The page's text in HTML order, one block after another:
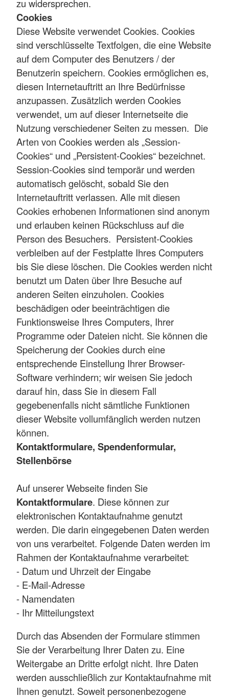
zu widersprechen.
Cookies
Diese Website verwendet Cookies. Cookies
sind verschlüsselte Textfolgen, die eine Website
auf dem Computer des Benutzers / der
Benutzerin speichern. Cookies ermöglichen es,
diesen Internetauftritt an Ihre Bedürfnisse
anzupassen. Zusätzlich werden Cookies
verwendet, um auf dieser Internetseite die
Nutzung verschiedener Seiten zu messen. Die
Arten von Cookies werden als „Session-
Cookies“ und „Persistent-Cookies“ bezeichnet.
Session-Cookies sind temporär und werden
automatisch gelöscht, sobald Sie den
Internetauftritt verlassen. Alle mit diesen
Cookies erhobenen Informationen sind anonym
und erlauben keinen Rückschluss auf die
Person des Besuchers. Persistent-Cookies
verbleiben auf der Festplatte Ihres Computers
bis Sie diese löschen. Die Cookies werden nicht
benutzt um Daten über Ihre Besuche auf
anderen Seiten einzuholen. Cookies
beschädigen oder beeinträchtigen die
Funktionsweise Ihres Computers, Ihrer
Programme oder Dateien nicht. Sie können die
Speicherung der Cookies durch eine
entsprechende Einstellung Ihrer Browser-
Software verhindern; wir weisen Sie jedoch
darauf hin, dass Sie in diesem Fall
gegebenenfalls nicht sämtliche Funktionen
dieser Website vollumfänglich werden nutzen
können.
Kontaktformulare, Spendenformular,
Stellenbörse
Auf unserer Webseite finden Sie
Kontaktformulare. Diese können zur
elektronischen Kontaktaufnahme genutzt
werden. Die darin eingegebenen Daten werden
von uns verarbeitet. Folgende Daten werden im
Rahmen der Kontaktaufnahme verarbeitet:
- Datum und Uhrzeit der Eingabe
- E-Mail-Adresse
- Namendaten
- Ihr Mitteilungstext
Durch das Absenden der Formulare stimmen
Sie der Verarbeitung Ihrer Daten zu. Eine
Weitergabe an Dritte erfolgt nicht. Ihre Daten
werden ausschließlich zur Kontaktaufnahme mit
Ihnen genutzt. Soweit personenbezogene